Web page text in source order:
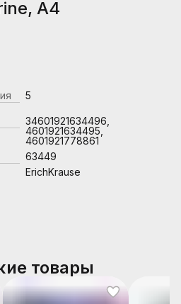
А4
5
34601921634496,
4601921634495,
4601921778861
63449
ErichKrause
товары